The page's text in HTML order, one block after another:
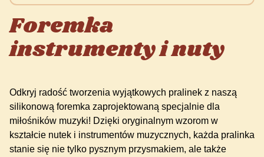
Foremka
instrumenty i nuty
Odkryj radość tworzenia wyjątkowych pralinek z naszą
silikonową foremka zaprojektowaną specjalnie dla
miłośników muzyki! Dzięki oryginalnym wzorom w
kształcie nutek i instrumentów muzycznych, każda pralinka
stanie się nie tylko pysznym przysmakiem, ale także